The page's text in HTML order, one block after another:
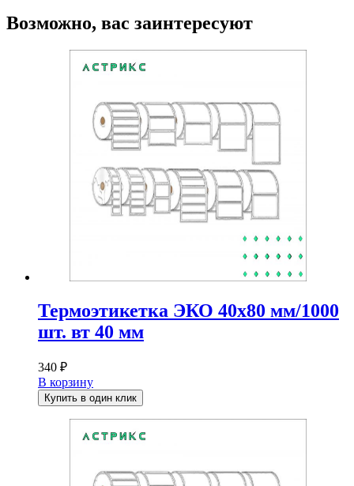
Возможно, вас заинтересуют
Термоэтикетка ЭКО 40х80 мм/1000
шт. вт 40 мм
340 ₽
В корзину
Купить в один клик